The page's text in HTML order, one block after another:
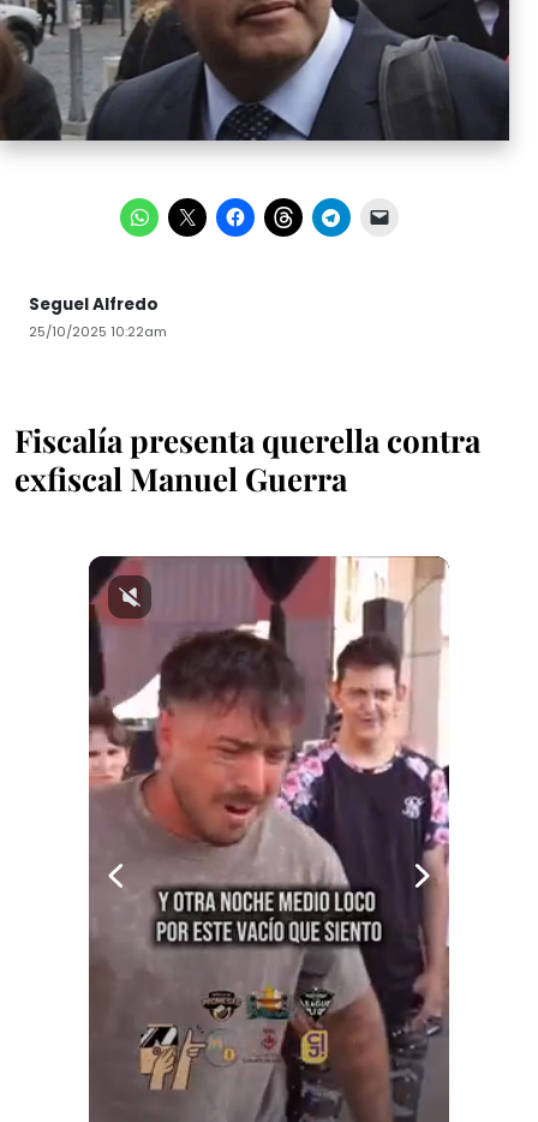
Seguel Alfredo
25/10/2025 10:22am
Fiscalía presenta querella contra
exfiscal Manuel Guerra